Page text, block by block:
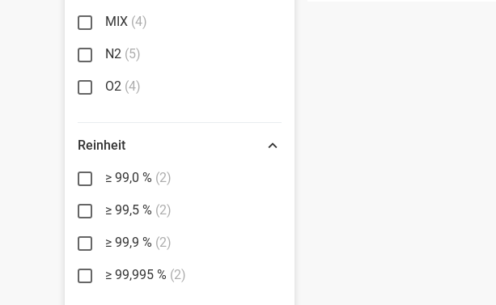
MIX (4)
N2 (5)
O2 (4)
Reinheit
≥ 99,0 % (2)
≥ 99,5 % (2)
≥ 99,9 % (2)
≥ 99,995 % (2)